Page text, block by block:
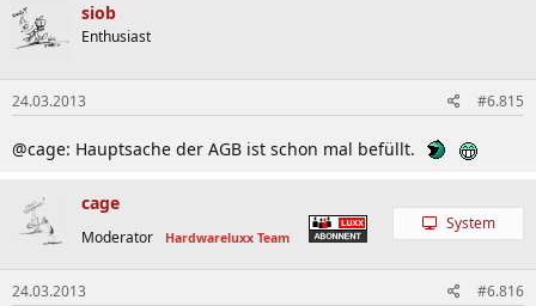
siob
Enthusiast
24.03.2013 #6.815
@cage: Hauptsache der AGB ist schon mal befüllt.
cage
Moderator Hardwareluxx Team
System
24.03.2013 #6.816